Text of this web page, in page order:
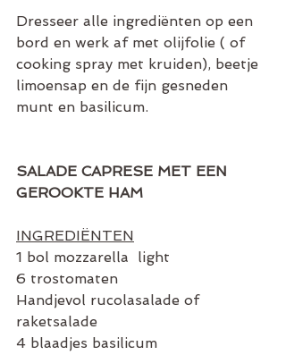
Dresseer alle ingrediënten op een
bord en werk af met olijfolie ( of
cooking spray met kruiden), beetje
limoensap en de fijn gesneden
munt en basilicum.
SALADE CAPRESE MET EEN
GEROOKTE HAM
INGREDIËNTEN
1 bol mozzarella  light
6 trostomaten
Handjevol rucolasalade of
raketsalade
4 blaadjes basilicum